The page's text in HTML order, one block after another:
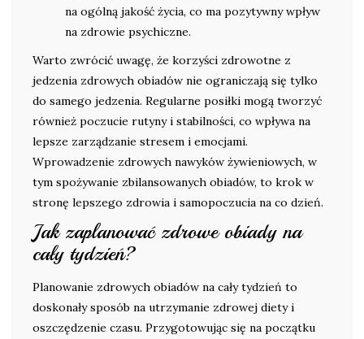
na ogólną jakość życia, co ma pozytywny wpływ
na zdrowie psychiczne.
Warto zwrócić uwagę, że korzyści zdrowotne z
jedzenia zdrowych obiadów nie ograniczają się tylko
do samego jedzenia. Regularne posiłki mogą tworzyć
również poczucie rutyny i stabilności, co wpływa na
lepsze zarządzanie stresem i emocjami.
Wprowadzenie zdrowych nawyków żywieniowych, w
tym spożywanie zbilansowanych obiadów, to krok w
stronę lepszego zdrowia i samopoczucia na co dzień.
Jak zaplanować zdrowe obiady na
cały tydzień?
Planowanie zdrowych obiadów na cały tydzień to
doskonały sposób na utrzymanie zdrowej diety i
oszczędzenie czasu. Przygotowując się na początku